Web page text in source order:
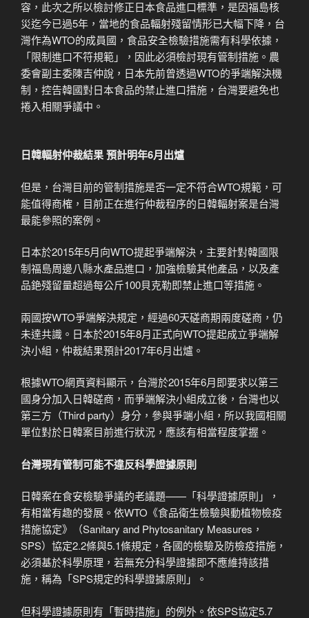
容，此次之所以檢討修正日本食品進口標準，是因福島核
災迄今已過5年，當地的食品輻射殘留情形已大幅下降，台
灣作為WTO的成員國，食品安全檢驗措施需有科學依據，
「限制進口不符規範」，因此必須檢討現有管制措施。農
委會副主委陳吉仲說，日本先前曾透過WTO的爭端解決機
制，控告韓國對日本食品的禁止進口措施，台灣要避免也
捲入相關爭議中。
日韓輻射仲裁結果 預計明年6月出爐
但是，台灣目前的管制措施是否一定不符合WTO規範，可
能值得商榷，目前正在進行仲裁程序的日韓輻射案是台灣
最能參照的案例。
日本於2015年5月向WTO提起爭端解決，主要針對韓國限
制福島周邊八縣水產品進口，加強檢驗其他產品，以及產
品銫殘留量超過每公斤100貝克勒即禁止進口等措施。
兩國按WTO爭端解決規定，經過60天磋商期兩度磋商，仍
未達共識。日本於2015年8月正式向WTO提起成立爭端解
決小組，仲裁結果預計2017年6月出爐。
根據WTO網頁資料顯示，台灣於2015年6月即要求以第三
國身分加入日韓磋商，而爭端解決小組成立後，台灣也以
第三方（Third party）身分，參與爭端小組，所以我國相關
單位對於日韓案目前進行狀況，應該有相當程度掌握。
台灣現有管制可能不違反科學證據原則
日韓案在食安檢驗爭議的老議題——「科學證據原則」，
有相當有趣的發展。依WTO《食品衛生檢驗與動植物檢疫
措施協定》（Sanitary and Phytosanitary Measures，
SPS）協定2.2條與5.1條規定，各國的檢驗及防檢疫措施，
必須基於科學原理，若無充分科學證據即不應維持該措
施，稱為「SPS規定的科學證據原則」。
但科學證據原則有「暫時措施」的例外。依SPS協定5.7